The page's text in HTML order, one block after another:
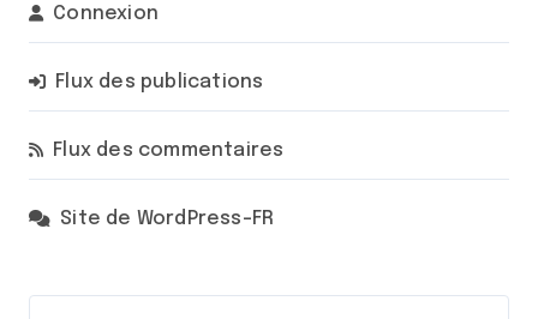
Connexion
Flux des publications
Flux des commentaires
Site de WordPress-FR